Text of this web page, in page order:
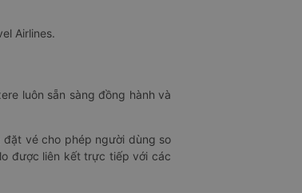
Airlines.
luôn sẵn sàng đồng hành và
đặt vé cho phép người dùng so
được liên kết trực tiếp với các